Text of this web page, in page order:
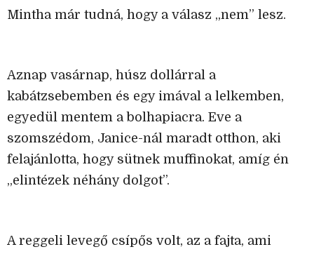
Mintha már tudná, hogy a válasz „nem” lesz.
Aznap vasárnap, húsz dollárral a
kabátzsebemben és egy imával a lelkemben,
egyedül mentem a bolhapiacra. Eve a
szomszédom, Janice-nál maradt otthon, aki
felajánlotta, hogy sütnek muffinokat, amíg én
„elintézek néhány dolgot”.
A reggeli levegő csípős volt, az a fajta, ami